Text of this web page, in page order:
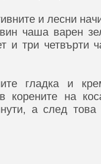
и лесни
чаша варен
и три четвърти
гладка и
корените на
а след това